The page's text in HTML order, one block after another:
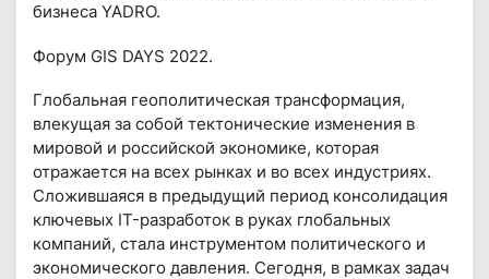
бизнеса YADRO.
Форум GIS DAYS 2022.
Глобальная геополитическая трансформация,
влекущая за собой тектонические изменения в
мировой и российской экономике, которая
отражается на всех рынках и во всех индустриях.
Сложившаяся в предыдущий период консолидация
ключевых IT-разработок в руках глобальных
компаний, стала инструментом политического и
экономического давления. Сегодня, в рамках задач